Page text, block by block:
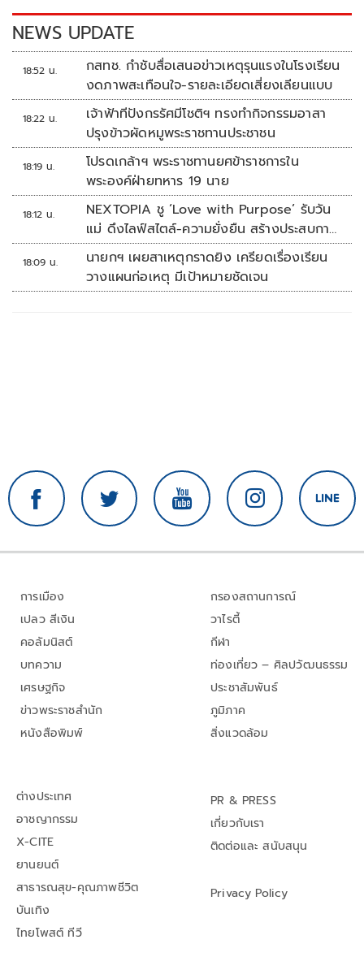
k k
NEWS UPDATE
18:52 น.
กสทช. กำชับสื่อเสนอข่าวเหตุรุนแรงในโรงเรียน
งดภาพสะเทือนใจ-รายละเอียดเสี่ยงเลียนแบบ
18:22 น.
เจ้าฟ้าทีปังกรรัศมีโชติฯ ทรงทำกิจกรรมอาสา
ปรุงข้าวผัดหมูพระราชทานประชาชน
18:19 น.
โปรดเกล้าฯ พระราชทานยศข้าราชการใน
พระองค์ฝ่ายทหาร 19 นาย
18:12 น.
NEXTOPIA ชู ‘Love with Purpose’ รับวัน
แม่ ดึงไลฟ์สไตล์-ความยั่งยืน สร้างประสบกา
รณ์ช้อปปิงมีความหมาย
18:09 น.
นายกฯ เผยสาเหตุกราดยิง เครียดเรื่องเรียน
วางแผนก่อเหตุ มีเป้าหมายชัดเจน
การเมือง
เปลว สีเงิน
คอลัมนิสต์
บทความ
เศรษฐกิจ
ข่าวพระราชสำนัก
หนังสือพิมพ์
กรองสถานการณ์
วาไรตี้
กีฬา
ท่องเที่ยว – ศิลปวัฒนธรรม
ประชาสัมพันธ์
ภูมิภาค
สิ่งแวดล้อม
ต่างประเทศ
อาชญากรรม
X-CITE
ยานยนต์
สาธารณสุข-คุณภาพชีวิต
บันเทิง
ไทยโพสต์ ทีวี
PR & PRESS
เกี่ยวกับเรา
ติดต่อและ สนับสนุน
Privacy Policy